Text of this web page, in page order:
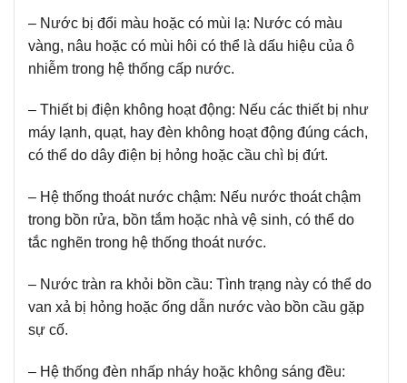
– Nước bị đổi màu hoặc có mùi lạ: Nước có màu
vàng, nâu hoặc có mùi hôi có thể là dấu hiệu của ô
nhiễm trong hệ thống cấp nước.
– Thiết bị điện không hoạt động: Nếu các thiết bị như
máy lạnh, quạt, hay đèn không hoạt động đúng cách,
có thể do dây điện bị hỏng hoặc cầu chì bị đứt.
– Hệ thống thoát nước chậm: Nếu nước thoát chậm
trong bồn rửa, bồn tắm hoặc nhà vệ sinh, có thể do
tắc nghẽn trong hệ thống thoát nước.
– Nước tràn ra khỏi bồn cầu: Tình trạng này có thể do
van xả bị hỏng hoặc ống dẫn nước vào bồn cầu gặp
sự cố.
– Hệ thống đèn nhấp nháy hoặc không sáng đều: